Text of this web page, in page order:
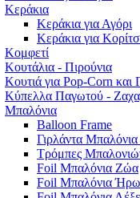
Κεράκια
Κεράκια για Αγόρι
Κεράκια για
Κομφετί
Κουτάλια - Πιρούνια
Κουτιά για Pop-Corn και
Κύπελλα Παγωτού -
Μπαλόνια
Balloon Frame
Γιρλάντα
Τρόμπες
Foil Μπαλόνια Ζώα
Foil Μπαλόνια